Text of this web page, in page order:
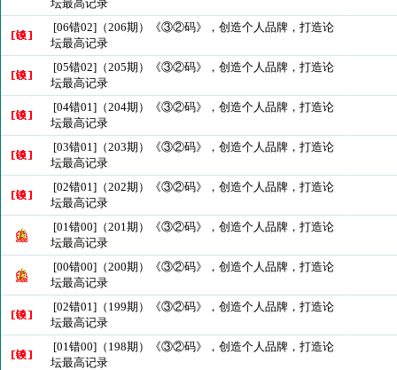
坛最高记录
[06错02]（206期）《③②码》，创造个人品牌，打造论
坛最高记录
[05错02]（205期）《③②码》，创造个人品牌，打造论
坛最高记录
[04错01]（204期）《③②码》，创造个人品牌，打造论
坛最高记录
[03错01]（203期）《③②码》，创造个人品牌，打造论
坛最高记录
[02错01]（202期）《③②码》，创造个人品牌，打造论
坛最高记录
[01错00]（201期）《③②码》，创造个人品牌，打造论
坛最高记录
[00错00]（200期）《③②码》，创造个人品牌，打造论
坛最高记录
[02错01]（199期）《③②码》，创造个人品牌，打造论
坛最高记录
[01错00]（198期）《③②码》，创造个人品牌，打造论
坛最高记录